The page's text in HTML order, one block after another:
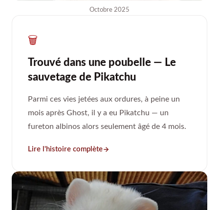
Octobre 2025
🗑️
Trouvé dans une poubelle — Le
sauvetage de Pikatchu
Parmi ces vies jetées aux ordures, à peine un
mois après Ghost, il y a eu Pikatchu — un
fureton albinos alors seulement âgé de 4 mois.
Lire l'histoire complète